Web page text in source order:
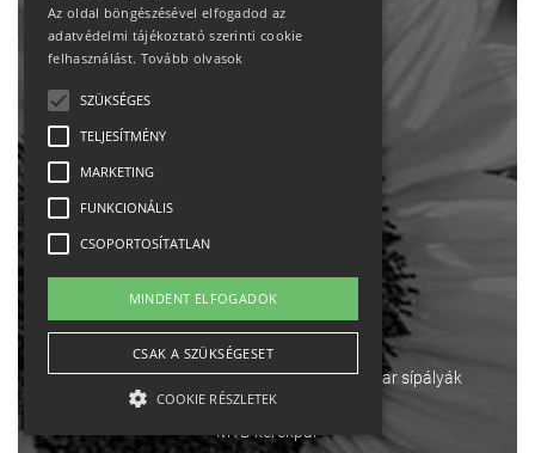
Adatvédelem
Impresszum-kapcsolat
English
Ebike Osztrák sípályák Magyar sípályák
MTB kerékpár
Az oldal böngészésével elfogadod az
adatvédelmi tájékoztató szerinti cookie
felhasználást. Tovább olvasok
SZÜKSÉGES
TELJESÍTMÉNY
MARKETING
FUNKCIONÁLIS
CSOPORTOSÍTATLAN
MINDENT ELFOGADOK
CSAK A SZÜKSÉGESET
COOKIE RÉSZLETEK